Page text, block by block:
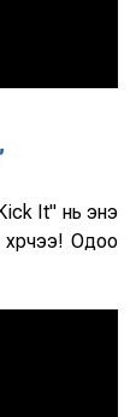
It" нь энэ
Одоо